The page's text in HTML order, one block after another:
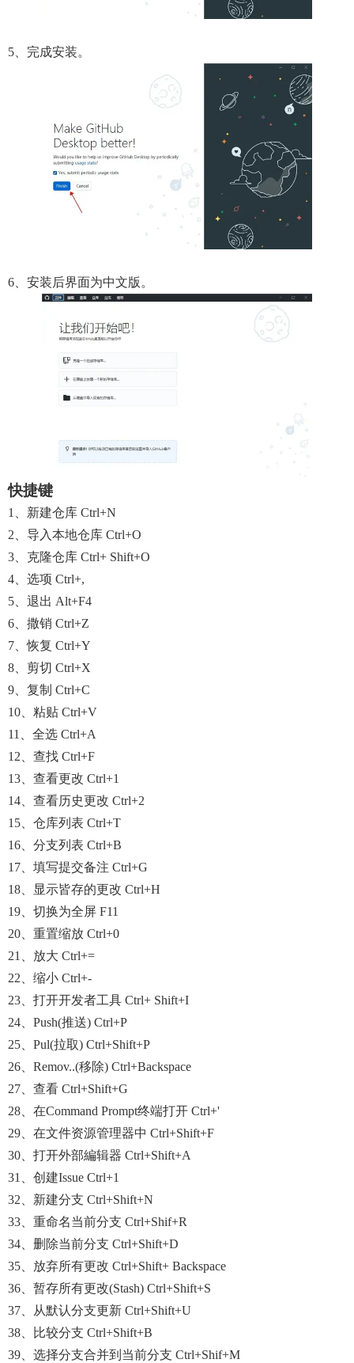
5、完成安装。
6、安装后界面为中文版。
快捷键
1、新建仓库 Ctrl+N
2、导入本地仓库 Ctrl+O
3、克隆仓库 Ctrl+ Shift+O
4、选项 Ctrl+,
5、退出 Alt+F4
6、撒销 Ctrl+Z
7、恢复 Ctrl+Y
8、剪切 Ctrl+x
9、复制 Ctrl+C
10、粘贴 Ctrl+V
11、全选 Ctrl+A
12、查找 Ctrl+F
13、查看更改 Ctrl+1
14、查看历史更改 Ctrl+2
15、仓库列表 Ctrl+T
16、分支列表 Ctrl+B
17、填写提交备注 Ctrl+G
18、显示皆存的更改 Ctrl+H
19、切换为全屏 F11
20、重置缩放 Ctrl+0
21、放大 Ctrl+=
22、缩小 Ctrl+-
23、打开开发者工具 Ctrl+ Shift+I
24、Push(推送) Ctrl+P
25、Pul(拉取) Ctrl+Shift+P
26、Remov..(移除) Ctrl+Backspace
27、查看 Ctrl+Shift+G
28、在Command Prompt终端打开 Ctrl+'
29、在文件资源管理器中 Ctrl+Shift+F
30、打开外部編辑器 Ctrl+Shift+A
31、创建issue Ctrl+1
32、新建分支 Ctrl+Shift+N
33、重命名当前分支 Ctrl+Shif+R
34、删除当前分支 Ctrl+Shift+D
35、放弃所有更改 Ctrl+Shift+ Backspace
36、暂存所有更改(stash) Ctrl+Shift+S
37、从默认分支更新 Ctrl+Shift+U
38、比较分支 Ctrl+Shift+B
39、选择分支合并到当前分支 Ctrl+Shif+M